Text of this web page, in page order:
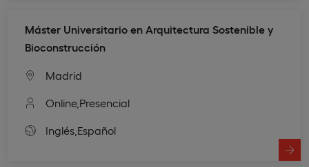
Máster Universitario en Arquitectura Sostenible y
Bioconstrucción
Madrid
Online, Presencial
Inglés, Español